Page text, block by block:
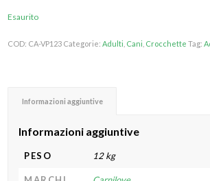
Esaurito
COD: CA-VP123 Categorie:Adulti Cani Crocchette Tag:
Informazioni aggiuntive
Informazioni aggiuntive
PESO 12 kg